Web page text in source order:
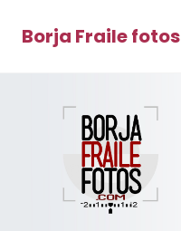
contenido
Borja Fraile fotos